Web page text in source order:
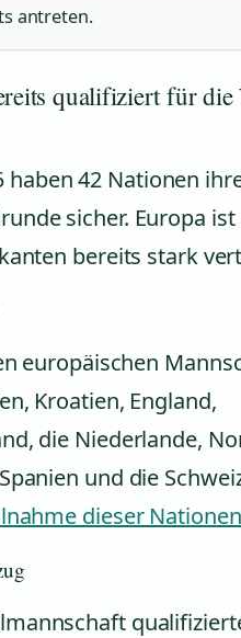
antreten.
qualifiziert für
haben 42 Nationen
sicher. Europa
bereits stark
europäischen
Kroatien, England,
die Niederlande,
und die
dieser Nationen